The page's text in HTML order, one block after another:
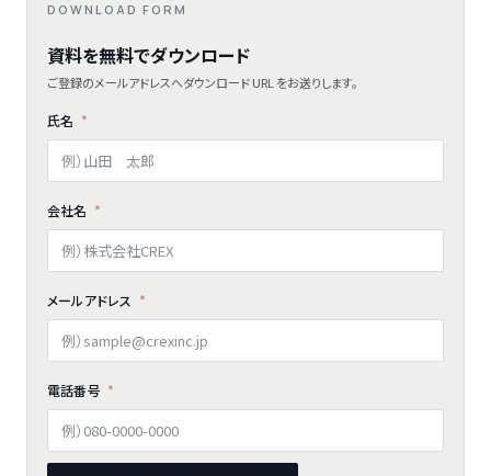
DOWNLOAD FORM
資料を無料でダウンロード
ご登録のメールアドレスへダウンロード URL をお送りします。
氏名
会社名
メールアドレス
電話番号